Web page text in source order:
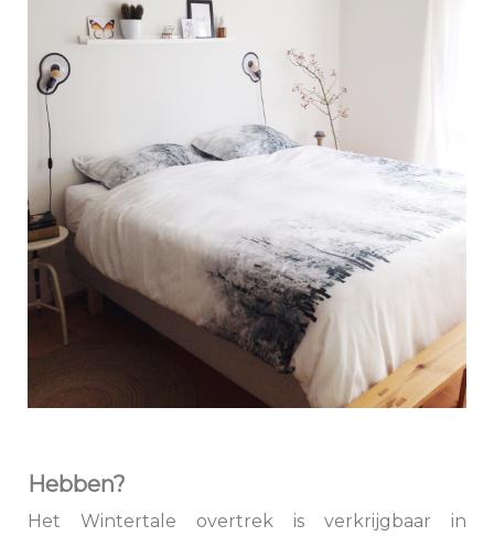
Hebben?
Het Wintertale overtrek is verkrijgbaar in